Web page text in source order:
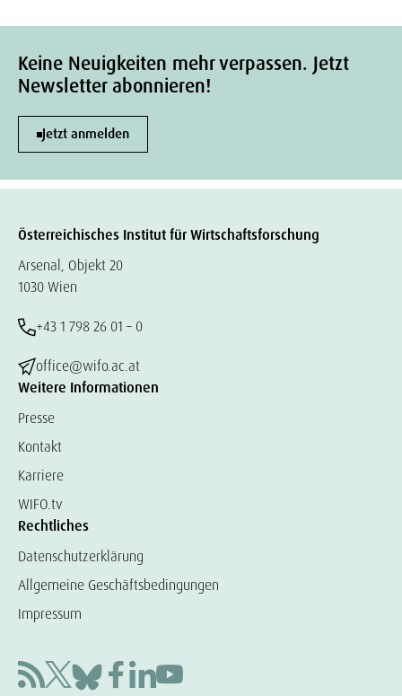
Keine Neuigkeiten mehr verpassen. Jetzt
Newsletter abonnieren!
Jetzt anmelden
Österreichisches Institut für Wirtschaftsforschung
Arsenal, Objekt 20
1030 Wien
+43 1 798 26 01 – 0
office@wifo.ac.at
Weitere Informationen
Presse
Kontakt
Karriere
WIFO.tv
Rechtliches
Datenschutzerklärung
Allgemeine Geschäftsbedingungen
Impressum